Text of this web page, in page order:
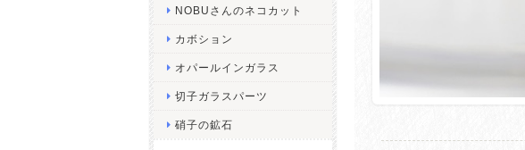
NOBUさんのネコカット
カボション
オパールインガラス
切子ガラスパーツ
硝子の鉱石